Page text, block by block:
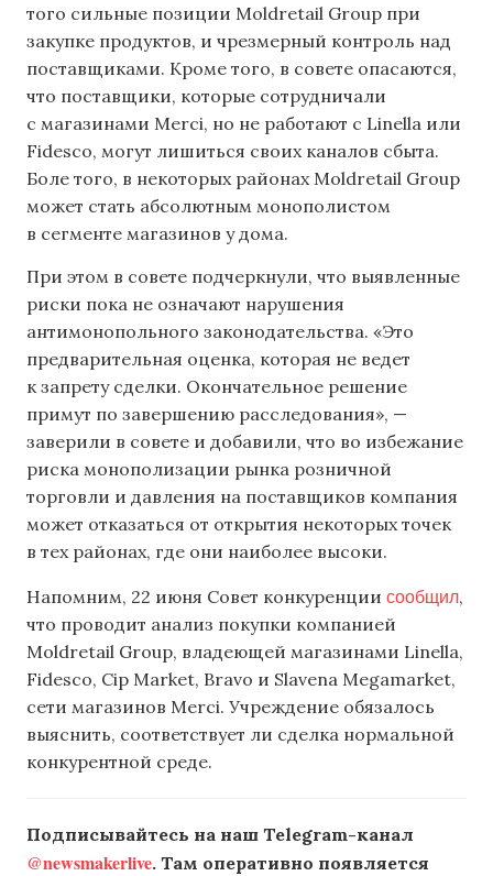
того сильные позиции Moldretail Group при
закупке продуктов, и чрезмерный контроль над
поставщиками. Кроме того, в совете опасаются,
что поставщики, которые сотрудничали
с магазинами Merci, но не работают с Linella или
Fidesco, могут лишиться своих каналов сбыта.
Боле того, в некоторых районах Moldretail Group
может стать абсолютным монополистом
в сегменте магазинов у дома.
При этом в совете подчеркнули, что выявленные
риски пока не означают нарушения
антимонопольного законодательства. «Это
предварительная оценка, которая не ведет
к запрету сделки. Окончательное решение
примут по завершению расследования», —
заверили в совете и добавили, что во избежание
риска монополизации рынка розничной
торговли и давления на поставщиков компания
может отказаться от открытия некоторых точек
в тех районах, где они наиболее высоки.
Напомним, 22 июня Совет конкуренции сообщил,
что проводит анализ покупки компанией
Moldretail Group, владеющей магазинами Linella,
Fidesco, Cip Market, Bravo и Slavena Megamarket,
сети магазинов Merci. Учреждение обязалось
выяснить, соответствует ли сделка нормальной
конкурентной среде.
Подписывайтесь на наш Telegram-канал
@newsmakerlive. Там оперативно появляется